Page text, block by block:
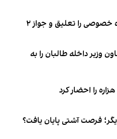
طالبان فعالیت ۷ دانشگاه خصوصی را تعلیق و جواز ۲
وزیر داخله طالبان را به
را احضار کرد
فرصت آشتی پایان یافت؟